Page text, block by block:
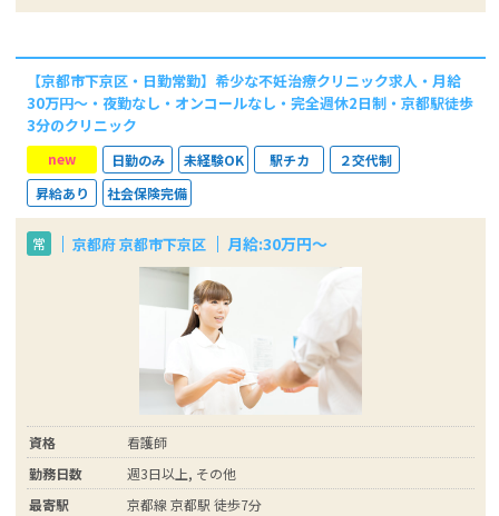
【京都市下京区・日勤常勤】希少な不妊治療クリニック求人・月給
30万円～・夜勤なし・オンコールなし・完全週休2日制・京都駅徒歩
3分のクリニック
new 日勤のみ 未経験OK 駅チカ
２交代制
昇給あり
社会保険完備
常 京都府 京都市下京区 月給:30万円～
資格
看護師
勤務日数
週3日以上, その他
最寄駅
京都線 京都駅 徒歩7分